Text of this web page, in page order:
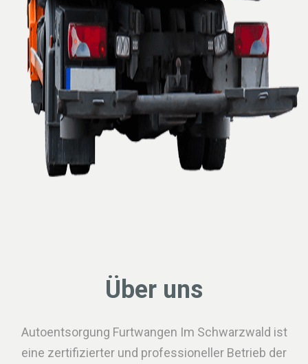
Über uns
Autoentsorgung Furtwangen Im Schwarzwald ist
eine zertifizierter und professioneller Betrieb der